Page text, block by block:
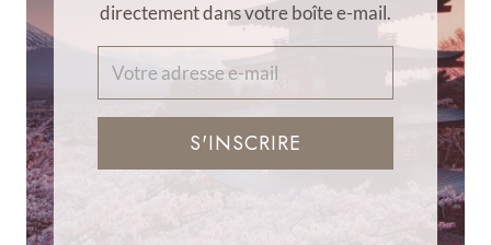
directement dans votre boîte e-mail.
S'INSCRIRE